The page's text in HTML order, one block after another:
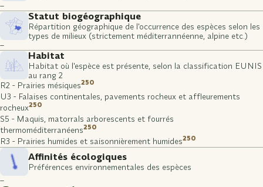
–
Statut biogéographique
Répartition géographique de l'occurrence des espèces selon les
types de milieux (strictement méditerrannéenne, alpine etc.)
–
Habitat
Habitat où l'espèce est présente, selon la classification EUNIS
au rang 2
R2 - Prairies mésiques250
U3 - Falaises continentales, pavements rocheux et affleurements
rocheux250
S5 - Maquis, matorrals arborescents et fourrés
thermoméditerranéens250
R3 - Prairies humides et saisonnièrement humides250
Affinités écologiques
Préférences environnementales des espèces
–